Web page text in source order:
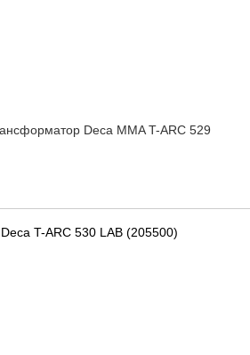
Deca MMA T-ARC 529